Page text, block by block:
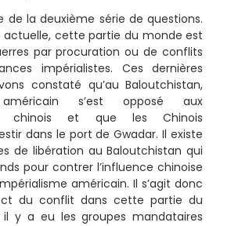
de la deuxième série de questions.
actuelle, cette partie du monde est
par procuration ou de conflits
impérialistes. Ces dernières
constaté qu’au Baloutchistan,
américain s’est opposé aux
chinois et que les Chinois
dans le port de Gwadar. Il existe
de libération au Baloutchistan qui
pour contrer l’influence chinoise
américain. Il s’agit donc
du conflit dans cette partie du
il y a eu les groupes mandataires